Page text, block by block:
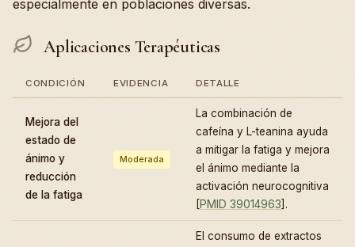
especialmente en poblaciones diversas.
Aplicaciones Terapéuticas
CONDICIÓN EVIDENCIA DETALLE
Mejora del
estado de
ánimo y
reducción
de la fatiga
Moderada
La combinación de
cafeína y L-teanina ayuda
a mitigar la fatiga y mejora
el ánimo mediante la
activación neurocognitiva
[PMID 39014963].
El consumo de extractos